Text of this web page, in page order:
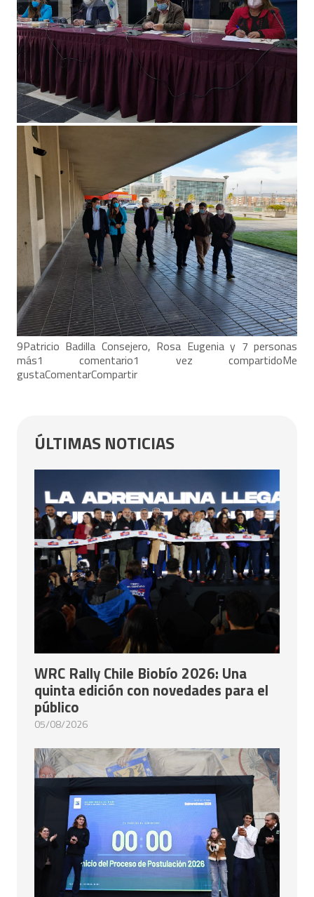
9Patricio Badilla Consejero, Rosa Eugenia y 7 personas
más1 comentario1 vez compartidoMe
gustaComentarCompartir
ÚLTIMAS NOTICIAS
WRC Rally Chile Biobío 2026: Una
quinta edición con novedades para el
público
05/08/2026